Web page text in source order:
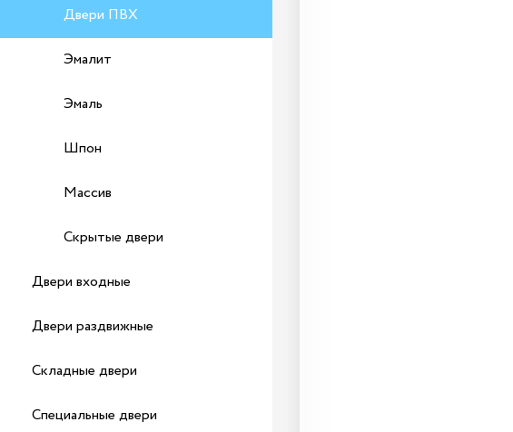
Двери ПВХ
Эмалит
Эмаль
Шпон
Массив
Скрытые двери
Двери входные
Двери раздвижные
Складные двери
Специальные двери